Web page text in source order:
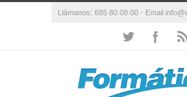
Llámanos: 685 80 08 00 - Email